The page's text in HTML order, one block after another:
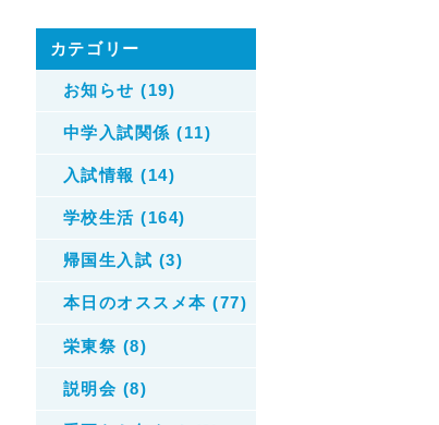
カテゴリー
お知らせ (19)
中学入試関係 (11)
入試情報 (14)
学校生活 (164)
帰国生入試 (3)
本日のオススメ本 (77)
栄東祭 (8)
説明会 (8)